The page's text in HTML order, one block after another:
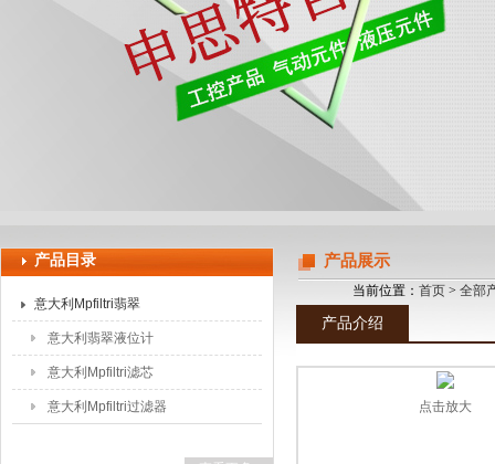
产品目录
意大利Mpfiltri翡翠
意大利翡翠液位计
意大利Mpfiltri滤芯
意大利Mpfiltri过滤器
产品展示
当前位置： 首页 > 全部
产品介绍
点击放大